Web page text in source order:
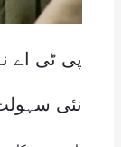
پی ٹی اے
نئی